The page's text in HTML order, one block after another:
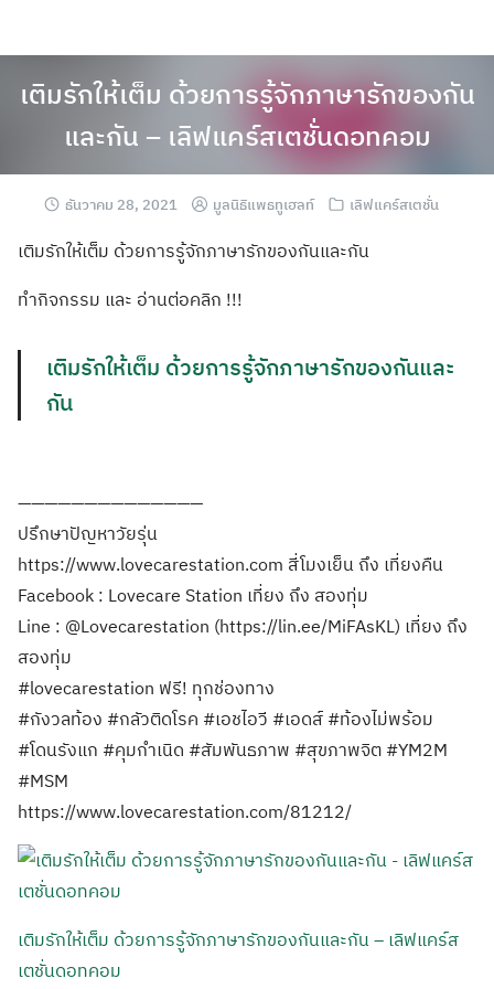
เติมรักให้เต็ม ด้วยการรู้จักภาษารักของกัน
และกัน – เลิฟแคร์สเตชั่นดอทคอม
ธันวาคม 28, 2021 มูลนิธิแพธทูเฮลท์ เลิฟแคร์สเตชั่น
เติมรักให้เต็ม ด้วยการรู้จักภาษารักของกันและกัน
ทำกิจกรรม และ อ่านต่อคลิก !!!
เติมรักให้เต็ม ด้วยการรู้จักภาษารักของกันและ
กัน
——————————————
ปรึกษาปัญหาวัยรุ่น
https://www.lovecarestation.com สี่โมงเย็น ถึง เที่ยงคืน
Facebook : Lovecare Station เที่ยง ถึง สองทุ่ม
Line : @Lovecarestation (https://lin.ee/MiFAsKL) เที่ยง ถึง
สองทุ่ม
#lovecarestation ฟรี! ทุกช่องทาง
#กังวลท้อง #กลัวติดโรค #เอชไอวี #เอดส์ #ท้องไม่พร้อม
#โดนรังแก #คุมกำเนิด #สัมพันธภาพ #สุขภาพจิต #YM2M
#MSM
https://www.lovecarestation.com/81212/
เติมรักให้เต็ม ด้วยการรู้จักภาษารักของกันและกัน – เลิฟแคร์ส
เตชั่นดอทคอม